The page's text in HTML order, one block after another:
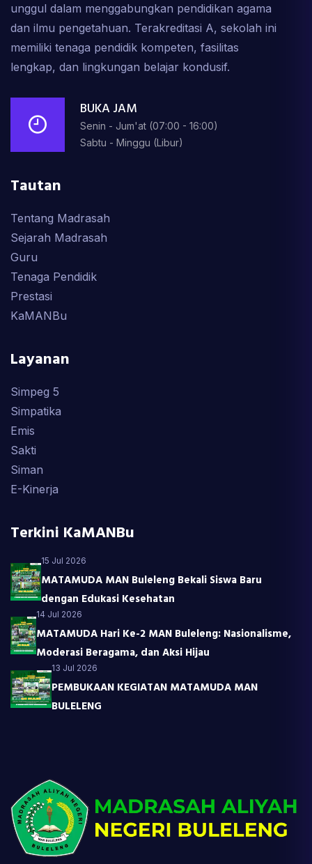
unggul dalam menggabungkan pendidikan agama
dan ilmu pengetahuan. Terakreditasi A, sekolah ini
memiliki tenaga pendidik kompeten, fasilitas
lengkap, dan lingkungan belajar kondusif.
BUKA JAM
Senin - Jum'at (07:00 - 16:00)
Sabtu - Minggu (Libur)
Tautan
Tentang Madrasah
Sejarah Madrasah
Guru
Tenaga Pendidik
Prestasi
KaMANBu
Layanan
Simpeg 5
Simpatika
Emis
Sakti
Siman
E-Kinerja
Terkini KaMANBu
15 Jul 2026
MATAMUDA MAN Buleleng Bekali Siswa Baru
dengan Edukasi Kesehatan
14 Jul 2026
MATAMUDA Hari Ke-2 MAN Buleleng: Nasionalisme,
Moderasi Beragama, dan Aksi Hijau
13 Jul 2026
PEMBUKAAN KEGIATAN MATAMUDA MAN
BULELENG